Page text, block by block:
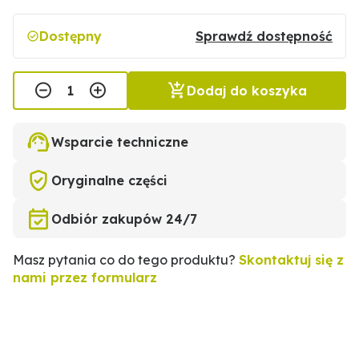
Dostępny Sprawdź dostępność
Dodaj do koszyka
Wsparcie techniczne
Oryginalne części
Odbiór zakupów 24/7
Masz pytania co do tego produktu? Skontaktuj się z
nami przez formularz